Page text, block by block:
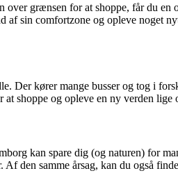
grænsen for at shoppe, får du
sin comfortzone og opleve noget
Der kører mange busser og tog i
shoppe og opleve en ny verden lige
kan spare dig (og naturen) for
den samme årsag, kan du også